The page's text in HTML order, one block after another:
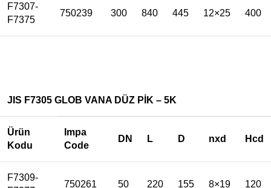
F7307-
F7375
750239 300 840 445 12×25 400
JIS F7305 GLOB VANA DÜZ PİK – 5K
Ürün
Kodu
Impa
Code
DN L D nxd Hcd
F7309-
750261 50 220 155 8×19 120